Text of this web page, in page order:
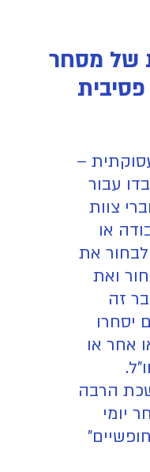
של מסחר
–
עבור
צוות
או
את
ואת
זה
יסחרו
אחר או
הרבה
יומי